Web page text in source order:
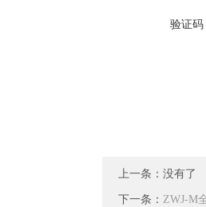
验证码
上一条：没有了
下一条： ZWJ-M